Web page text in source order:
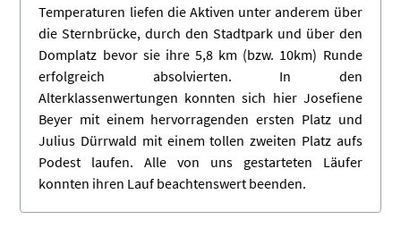
Temperaturen liefen die Aktiven unter anderem über
die Sternbrücke, durch den Stadtpark und über den
Domplatz bevor sie ihre 5,8 km (bzw. 10km) Runde
erfolgreich absolvierten. In den
Alterklassenwertungen konnten sich hier Josefiene
Beyer mit einem hervorragenden ersten Platz und
Julius Dürrwald mit einem tollen zweiten Platz aufs
Podest laufen. Alle von uns gestarteten Läufer
konnten ihren Lauf beachtenswert beenden.